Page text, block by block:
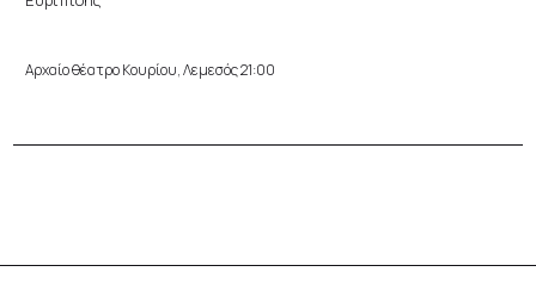
Αρχαίο θέατρο Κουρίου, Λεμεσός 21:00